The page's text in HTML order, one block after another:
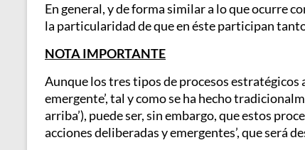
En general, y de forma similar a lo que ocurre
la particularidad de que en éste participan
NOTA IMPORTANTE
Aunque los tres tipos de procesos
emergente’, tal y como se ha hecho
arriba’), puede ser, sin embargo, que estos
acciones deliberadas y emergentes’, que será